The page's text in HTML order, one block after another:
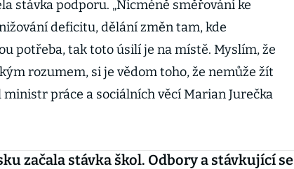
stávka podporu. „Nicméně směřování ke
deficitu, dělání změn tam, kde
potřeba, tak toto úsilí je na místě. Myslím, že
rozumem, si je vědom toho, že nemůže žít
ministr práce a sociálních věcí Marian Jurečka
začala stávka škol. Odbory a stávkující se